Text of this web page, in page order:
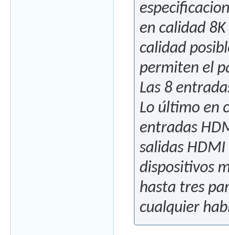
en calidad
calidad
permiten el
Las 8
Lo último en
entradas
salidas
dispositivos
hasta tres
cualquier